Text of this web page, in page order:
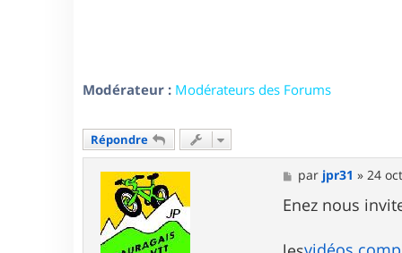
Modérateur : Modérateurs des Forums
Répondre
M
e
s
s
g
par jpr31 »24
Enez nous